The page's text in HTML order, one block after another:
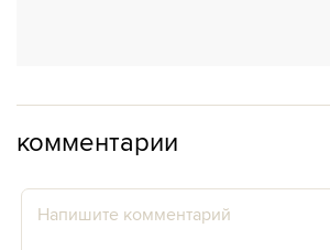
комментарии